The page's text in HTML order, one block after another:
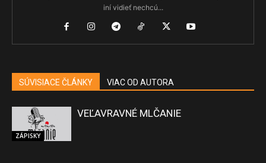
iní vidieť nechcú...
SÚVISIACE ČLÁNKY VIAC OD AUTORA
ZÁPISKY
VEĽAVRAVNÉ MLČANIE